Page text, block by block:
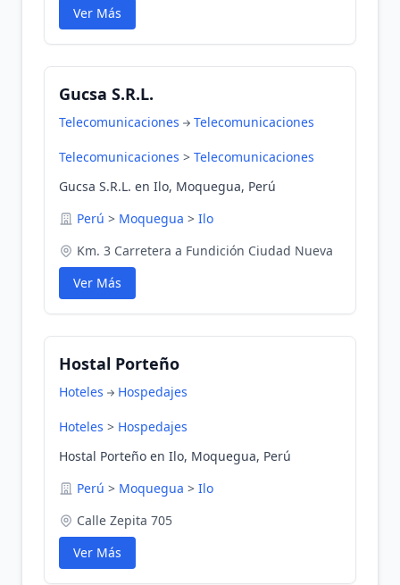
Ver Más
Gucsa S.R.L.
Telecomunicaciones Telecomunicaciones
Telecomunicaciones > Telecomunicaciones
Gucsa S.R.L. en Ilo, Moquegua, Perú
Perú > Moquegua > Ilo
Km. 3 Carretera a Fundición Ciudad Nueva
Ver Más
Hostal Porteño
Hoteles Hospedajes
Hoteles > Hospedajes
Hostal Porteño en Ilo, Moquegua, Perú
Perú > Moquegua > Ilo
Calle Zepita 705
Ver Más